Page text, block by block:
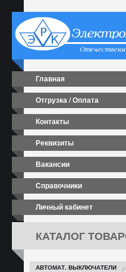
Главная
Отгрузка / Оплата
Контакты
Реквизиты
Вакансии
Справочники
Личный кабинет
КАТАЛОГ
АВТОМАТ. ВЫКЛЮЧАТЕЛИ